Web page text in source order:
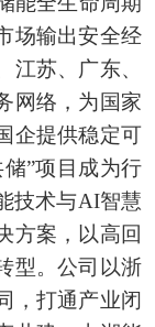
场输出安全经
苏、广东、
网络，为国家
企提供稳定可
”项目成为行
技术与AI智慧
方案，以高回
型。公司以浙
，打通产业闭